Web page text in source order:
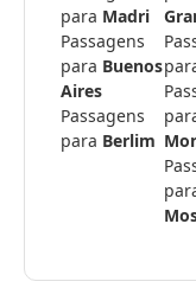
para Madri
Passagens
para Buenos
Aires
Passagens
para Berlim